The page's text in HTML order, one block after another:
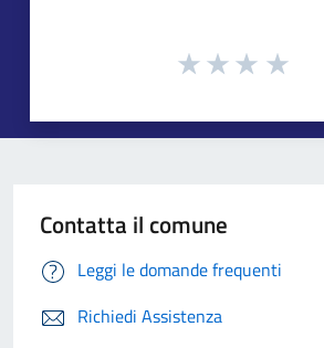
Contatta il comune
Leggi le domande frequenti
Richiedi Assistenza